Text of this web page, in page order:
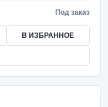
Под заказ
В ИЗБРАННОЕ